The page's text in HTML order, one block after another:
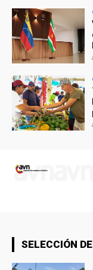
SELECCIÓN